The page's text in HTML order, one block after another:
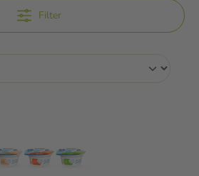
Filter